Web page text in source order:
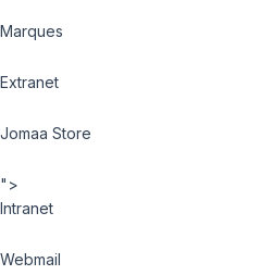
Marques
Extranet
Jomaa Store
">
Intranet
Webmail